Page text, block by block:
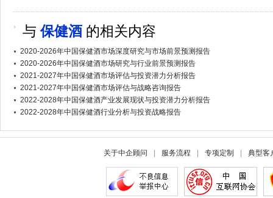
与保健酒 的相关内容
2020-2026年中国保健酒市场深度研究与市场前景预测报告
2020-2026年中国保健酒市场研究与行业前景预测报告
2021-2027年中国保健酒市场评估与投资潜力分析报告
2021-2027年中国保健酒市场评估与战略咨询报告
2022-2028年中国保健酒产业发展现状与投资潜力分析报告
2022-2028年中国保健酒行业分析与投资战略报告
关于中企顾问 服务流程 专项定制 典型客